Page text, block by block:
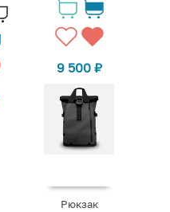
9 500 ₽
Рюкзак